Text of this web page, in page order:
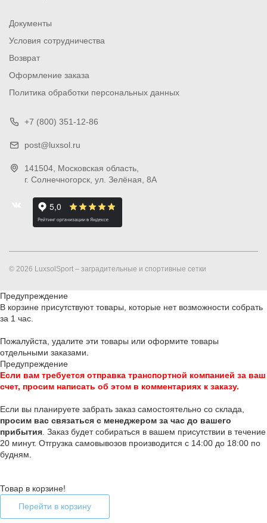
Документы
Условия сотрудничества
Возврат
Оформление заказа
Политика обработки персональных данных
+7 (800) 351-12-86
post@luxsol.ru
141504 , Московская область,
г. Солнечногорск ул. Зелёная, 8А
© 2026 LuxsolSport – заградительные и спортивные сетки
Предупреждение
В корзине присутствуют товары, которые нет возможности собрать
за 1 час.
Пожалуйста, удалите эти товары или оформите товары
отдельными заказами.
Предупреждение
Если вам требуется отправка транспортной компанией за ваш
счет, просим написать об этом в комментариях к заказу.
Если вы планируете забрать заказ самостоятельно со склада,
просим вас связаться с менеджером за час до вашего
прибытия . Заказ будет собираться в вашем присутствии в течение
20 минут. Отгрузка самовывозов производится с 14:00 до 18:00 по
будням.
Товар в корзине!
Перейти в корзину